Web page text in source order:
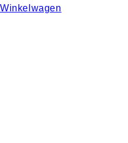
Winkelwagen